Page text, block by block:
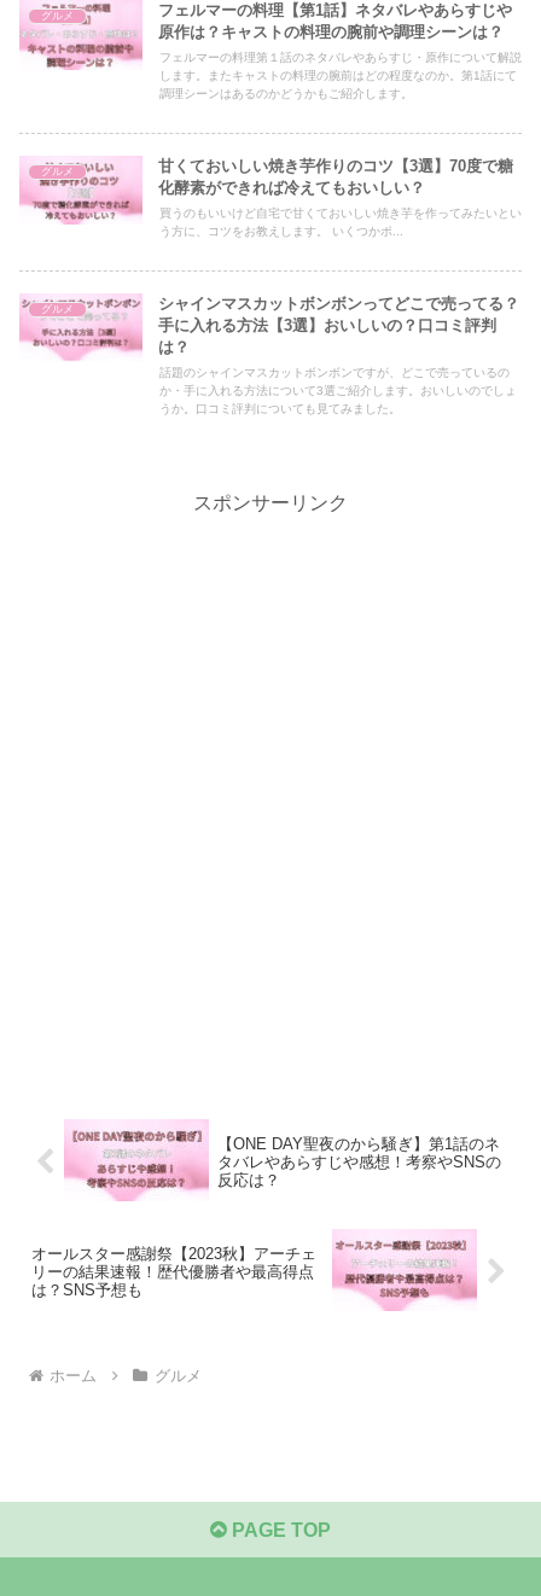
グルメ
フェルマーの料理【第1話】ネタバレやあらすじや
原作は？キャストの料理の腕前や調理シーンは？
フェルマーの料理第１話のネタバレやあらすじ・原作について解説
します。またキャストの料理の腕前はどの程度なのか。第1話にて
調理シーンはあるのかどうかもご紹介します。
グルメ
甘くておいしい焼き芋作りのコツ【3選】70度で糖
化酵素ができれば冷えてもおいしい？
買うのもいいけど自宅で甘くておいしい焼き芋を作ってみたいとい
う方に、コツをお教えします。 いくつかポ...
グルメ
シャインマスカットボンボンってどこで売ってる？
手に入れる方法【3選】おいしいの？口コミ評判
は？
話題のシャインマスカットボンボンですが、どこで売っているの
か・手に入れる方法について3選ご紹介します。おいしいのでしょ
うか。口コミ評判についても見てみました。
スポンサーリンク
【ONE DAY聖夜のから騒ぎ】第1話のネ
タバレやあらすじや感想！考察やSNSの
反応は？
オールスター感謝祭【2023秋】アーチェ
リーの結果速報！歴代優勝者や最高得点
は？SNS予想も
ホーム グルメ
PAGE TOP